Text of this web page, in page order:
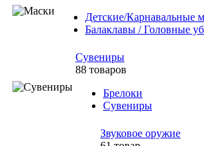
Детские/Карнавальные
Балаклавы / Головные
Сувениры
88 товаров
Брелоки
Сувениры
Звуковое оружие